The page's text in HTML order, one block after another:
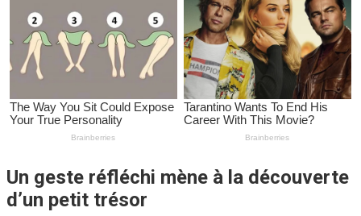
Un geste réfléchi mène à la découverte
d’un petit trésor